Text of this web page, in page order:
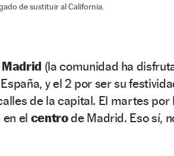
de sustituir al California.
Madrid (la comunidad ha
y el 2 por ser su
de la capital. El martes por
el centrode Madrid. Eso sí,